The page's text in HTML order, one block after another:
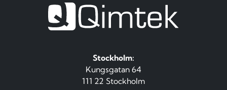
Stockholm:
Kungsgatan 64
111 22 Stockholm